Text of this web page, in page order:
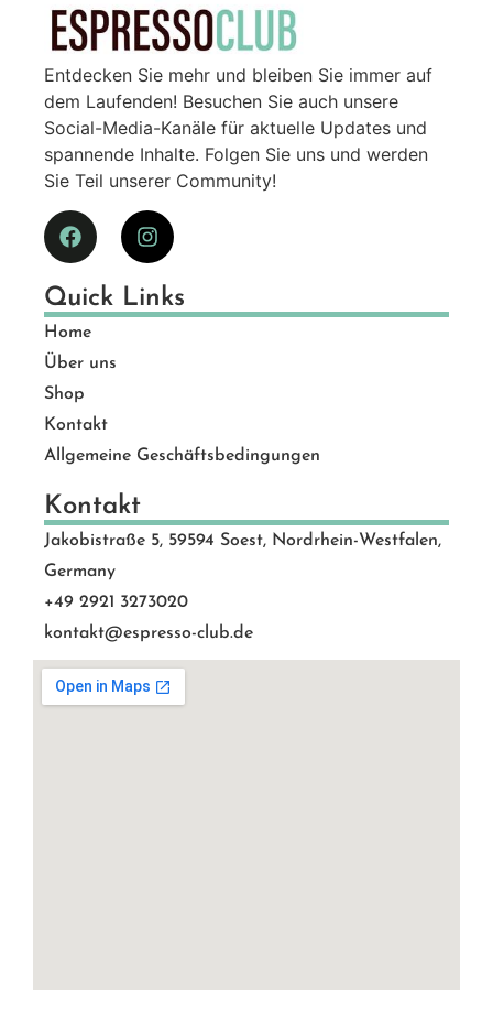
Entdecken Sie mehr und bleiben Sie immer auf
dem Laufenden! Besuchen Sie auch unsere
Social-Media-Kanäle für aktuelle Updates und
spannende Inhalte. Folgen Sie uns und werden
Sie Teil unserer Community!
Quick Links
Home
Über uns
Shop
Kontakt
Allgemeine Geschäftsbedingungen
Kontakt
Jakobistraße 5, 59594 Soest, Nordrhein-Westfalen,
Germany
+49 2921 3273020
kontakt@espresso-club.de